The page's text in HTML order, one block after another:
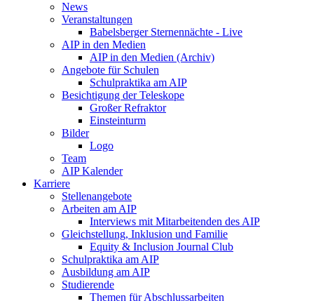
News
Veranstaltungen
Babelsberger Sternennächte - Live
AIP in den Medien
AIP in den Medien (Archiv)
Angebote für Schulen
Schulpraktika am AIP
Besichtigung der Teleskope
Großer Refraktor
Einsteinturm
Bilder
Logo
Team
AIP Kalender
Karriere
Stellenangebote
Arbeiten am AIP
Interviews mit Mitarbeitenden des AIP
Gleichstellung, Inklusion und Familie
Equity & Inclusion Journal Club
Schulpraktika am AIP
Ausbildung am AIP
Studierende
Themen für Abschlussarbeiten